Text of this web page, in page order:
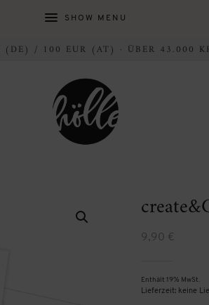
SHOW MENU
(DE) / 100 EUR (AT) · ÜBER 43.000
9,90 €
Enthält 19% MwSt.
Lieferzeit: keine